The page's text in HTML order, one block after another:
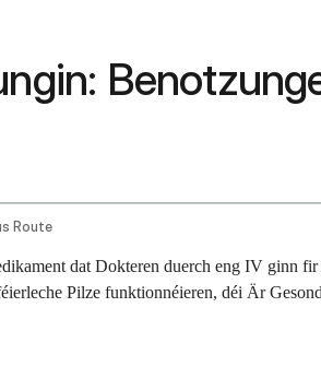
Route
dat Dokteren duerch eng IV ginn
Pilze funktionnéieren, déi Är